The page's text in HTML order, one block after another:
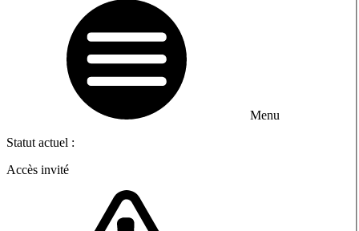
Menu
Statut actuel :
Accès invité